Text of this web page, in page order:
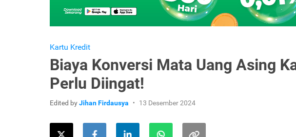
Kartu Kredit
Biaya Konversi Mata Uang Asing
Perlu Diingat!
Edited byJihan Firdausya 13 Desember 2024